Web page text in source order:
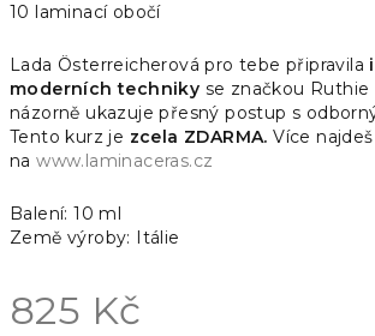
10 laminací obočí
Lada Österreicherová pro tebe připravila
moderních techniky se značkou
názorně ukazuje přesný postup s
Tento kurz je zcela ZDARMA. Více najdeš
nawww.laminaceras.cz
Balení: 10 ml
Země výroby: Itálie
825 Kč